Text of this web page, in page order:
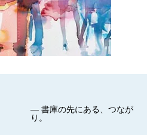
— 書庫の先にある、つなが
り。